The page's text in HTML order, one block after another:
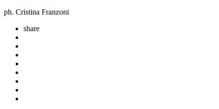
ph. Cristina Franzoni
share